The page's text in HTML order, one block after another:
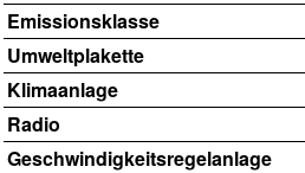
Emissionsklasse
Umweltplakette
Klimaanlage
Radio
Geschwindigkeitsregelanlage